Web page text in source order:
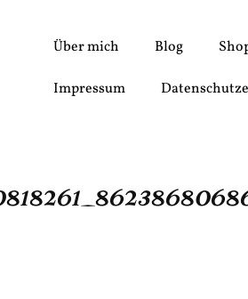
Über mich Blog
Impressum